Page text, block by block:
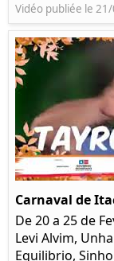
Vidéo publiée le
Carnaval de
De 20 a 25 de
Levi Alvim,
Equilibrio,